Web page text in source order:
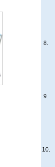
8.
9.
10.